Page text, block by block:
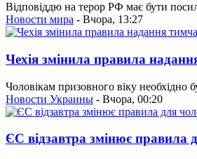
Відповіддю на терор РФ має бути
Новости мира - Вчора, 13:27
Чехія змінила правила
Чоловікам призовного віку необхідно
Новости Украины - Вчора, 00:20
ЄС відзавтра змінює правила